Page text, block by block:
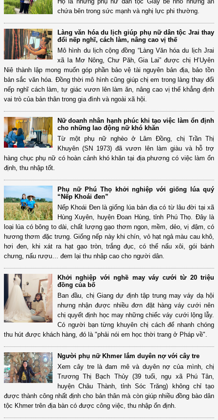
chứa bên trong sức mạnh và nghị lực phi thường.
Làng văn hóa du lịch giúp phụ nữ dân tộc Jrai thay
đổi nếp nghĩ, cách làm, nâng cao vị thế
Mô hình du lịch cộng đồng “Làng Văn hóa du lịch Jrai
xã Ia Mơ Nông, Chư Păh, Gia Lai” được chị H’Uyên
Niê thành lập mong muốn góp phần bảo vệ tài nguyên bản địa, bảo tồn
bản sắc văn hóa. Đồng thời mô hình cũng giúp chị em trong làng thay đổi
nếp nghĩ cách làm, tự giác vươn lên làm ăn, nâng cao vị thế khẳng định
vai trò của bản thân trong gia đình và ngoài xã hội.
Nữ doanh nhân hạnh phúc khi tạo việc làm ổn định
cho những lao động nữ khó khăn
Từ một phụ nữ nghèo ở Lâm Đồng, chị Trần Thị
Khuyên (SN 1973) đã vươn lên làm giàu và hỗ trợ
hàng chục phụ nữ có hoàn cảnh khó khăn tại địa phương có việc làm ổn
định, thu nhập tốt.
Phụ nữ Phú Thọ khởi nghiệp với giống lúa quý
“Nếp Khoái đen”
Nếp Khoái Đen là giống lúa bản địa có từ lâu đời tại xã
Hùng Xuyên, huyện Đoan Hùng, tỉnh Phú Thọ. Đây là
loại lúa có bông to dài, chất lượng gạo thơm ngon, mềm, dẻo, vị đậm, có
hương thơm đặc trưng. Giống nếp này khi chín, vỏ hạt ngả màu cau khô,
hơi đen, khi xát ra hạt gạo tròn, trắng đục, có thể nấu xôi, gói bánh
chưng, nấu rượu… đem lại thu nhập cao cho người dân.
Khởi nghiệp với nghề may váy cưới từ 20 triệu
đồng của bố
Ban đầu, chị Giang dự định tập trung may váy dạ hội
nhưng nhận được nhiều đơn đặt hàng váy cưới nên
chị quyết định học may những chiếc váy cưới lộng lẫy.
Có người bạn từng khuyên chị cách để nhanh chóng
thu hút được khách hàng, đó là "phải nói em học thời trang ở Pháp về".
Người phụ nữ Khmer lắm duyên nợ với cây tre
Xem cây tre là đam mê và duyên nợ của mình, chị
Trương Thị Bạch Thủy (39 tuổi, ngụ xã Phú Tân,
huyện Châu Thành, tỉnh Sóc Trăng) không chỉ tạo
được thành công nhất định cho bản thân mà còn giúp nhiều đồng bào dân
tộc Khmer trên địa bàn có được công việc, thu nhập ổn định.